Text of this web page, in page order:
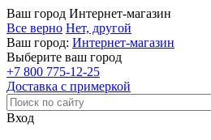
Ваш город Интернет-магазин
Все верно Нет, другой
Ваш город: Интернет-магазин
Выберите ваш город
+7 800 775-12-25
Доставка с примеркой
Вход